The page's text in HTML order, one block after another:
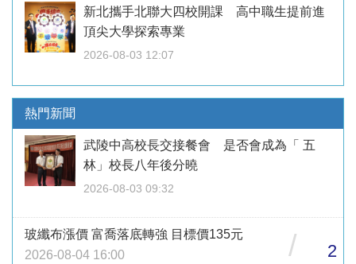
新北攜手北聯大四校開課 高中職生提前進
頂尖大學探索專業
2026-08-03 12:07
熱門新聞
武陵中高校長交接餐會 是否會成為「 五
林」校長八年後分曉
2026-08-03 09:32
玻纖布漲價 富喬落底轉強 目標價135元
2026-08-04 16:00
/ 2